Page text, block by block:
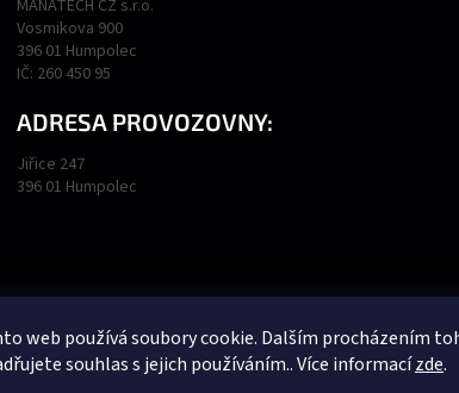
web používá soubory cookie. Dalším procházením
souhlas s jejich používáním.. Více informacízde.
MANATECH CZ s.r.o.
Vosmikova 900
396 01 Humpolec
IČ: 260 450 95
ADRESA PROVOZOVNY:
Jiřice 247
396 01 Humpolec
Podmínky ochrany osobních údajů